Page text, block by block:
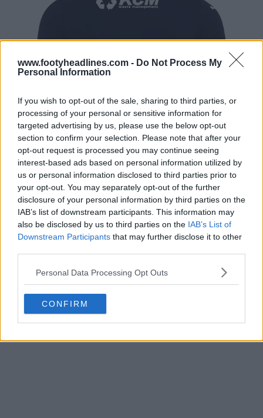
www.footyheadlines.com - Do Not Process My
Personal Information
If you wish to opt-out of the sale, sharing to third parties, or
processing of your personal or sensitive information for
targeted advertising by us, please use the below opt-out
section to confirm your selection. Please note that after your
opt-out request is processed you may continue seeing
interest-based ads based on personal information utilized by
us or personal information disclosed to third parties prior to
your opt-out. You may separately opt-out of the further
disclosure of your personal information by third parties on the
IAB’s list of downstream participants. This information may
also be disclosed by us to third parties on the IAB’s List of
Downstream Participants that may further disclose it to other
Personal Data Processing Opt Outs
CONFIRM